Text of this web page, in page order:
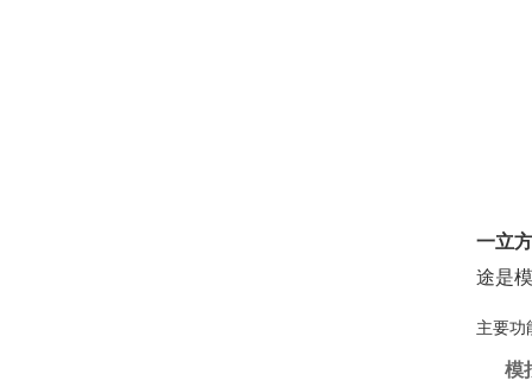
一立
途是
主要功
模